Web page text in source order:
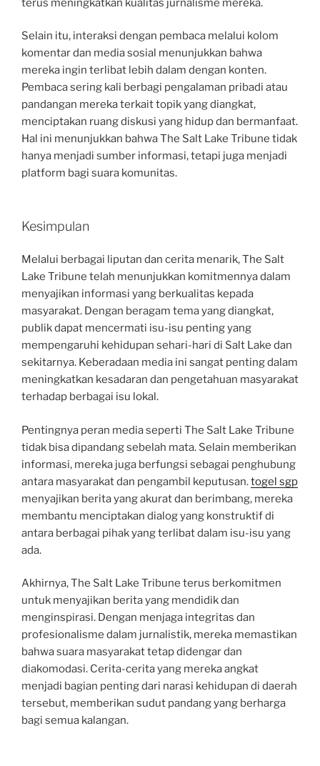
terus meningkatkan kualitas jurnalisme mereka.
Selain itu, interaksi dengan pembaca melalui kolom
komentar dan media sosial menunjukkan bahwa
mereka ingin terlibat lebih dalam dengan konten.
Pembaca sering kali berbagi pengalaman pribadi atau
pandangan mereka terkait topik yang diangkat,
menciptakan ruang diskusi yang hidup dan bermanfaat.
Hal ini menunjukkan bahwa The Salt Lake Tribune tidak
hanya menjadi sumber informasi, tetapi juga menjadi
platform bagi suara komunitas.
Kesimpulan
Melalui berbagai liputan dan cerita menarik, The Salt
Lake Tribune telah menunjukkan komitmennya dalam
menyajikan informasi yang berkualitas kepada
masyarakat. Dengan beragam tema yang diangkat,
publik dapat mencermati isu-isu penting yang
mempengaruhi kehidupan sehari-hari di Salt Lake dan
sekitarnya. Keberadaan media ini sangat penting dalam
meningkatkan kesadaran dan pengetahuan masyarakat
terhadap berbagai isu lokal.
Pentingnya peran media seperti The Salt Lake Tribune
tidak bisa dipandang sebelah mata. Selain memberikan
informasi, mereka juga berfungsi sebagai penghubung
antara masyarakat dan pengambil keputusan.togel sgp
menyajikan berita yang akurat dan berimbang, mereka
membantu menciptakan dialog yang konstruktif di
antara berbagai pihak yang terlibat dalam isu-isu yang
ada.
Akhirnya, The Salt Lake Tribune terus berkomitmen
untuk menyajikan berita yang mendidik dan
menginspirasi. Dengan menjaga integritas dan
profesionalisme dalam jurnalistik, mereka memastikan
bahwa suara masyarakat tetap didengar dan
diakomodasi. Cerita-cerita yang mereka angkat
menjadi bagian penting dari narasi kehidupan di daerah
tersebut, memberikan sudut pandang yang berharga
bagi semua kalangan.